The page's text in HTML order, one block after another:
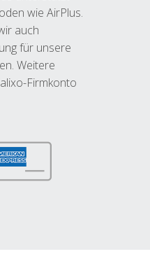
wie AirPlus.
auch
für unsere
Weitere
Firmkonto